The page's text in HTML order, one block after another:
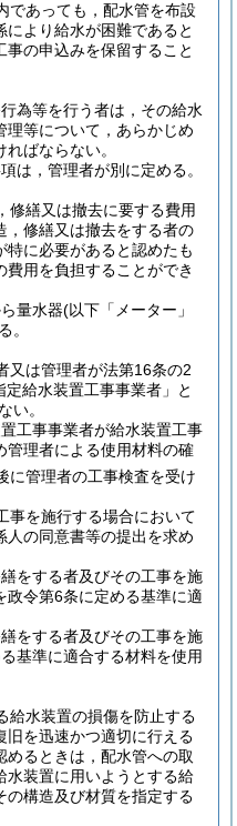
であっても，配水管を布設
により給水が困難であると
の申込みを保留すること
為等を行う者は，その給水
理等について，あらかじめ
ばならない。
は，管理者が別に定める。
修繕又は撤去に要する費用
，修繕又は撤去をする者の
特に必要があると認めたも
用を負担することができ
量水器(以下「メーター」
。
又は管理者が法第16条の2
定給水装置工事事業者」と
い。
工事事業者が給水装置工事
管理者による使用材料の確
に管理者の工事検査を受け
事を施行する場合において
人の同意書等の提出を求め
をする者及びその工事を施
政令第6条に定める基準に適
をする者及びその工事を施
基準に適合する材料を使用
給水装置の損傷を防止する
旧を迅速かつ適切に行える
めるときは，配水管への取
水装置に用いようとする給
の構造及び材質を指定する